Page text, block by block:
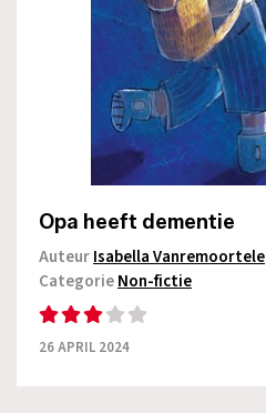
Opa heeft dementie
AuteurIsabella Vanremoortele
CategorieNon-fictie
26 APRIL 2024